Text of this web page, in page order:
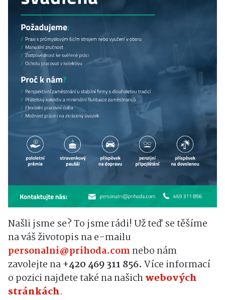
Našli jsme se? To jsme rádi! Už teď se těšíme
na váš životopis na e-mailu
personalni@prihoda.com nebo nám
zavolejte na+420 469 311 856. Více informací
o pozici najdete také na našichwebových
stránkách.